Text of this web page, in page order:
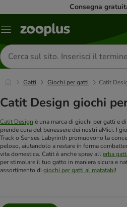
Consegna
Overview
Cerca
prodotti
Gatti Giochi per gatti Catit
Catit Design giochi
Catit Design è una marca di giochi per gatti e
prende cura del benessere dei nostri aMici. I
Track o Senses Labyrinth promuovono la
peloso, aiutandolo a restare in forma
vita domestica. Catit è anche spray all’erba
per stimolare il tuo gatto in maniera sicura e
assortimento di giochi per gatti al matatabi!